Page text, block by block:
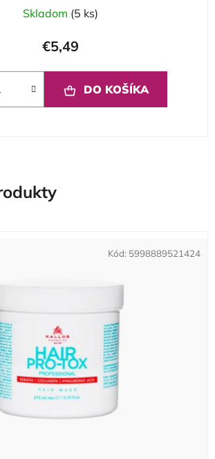
Skladom (5 ks)
€5,49
DO KOŠÍKA
Kód: 5998889521424